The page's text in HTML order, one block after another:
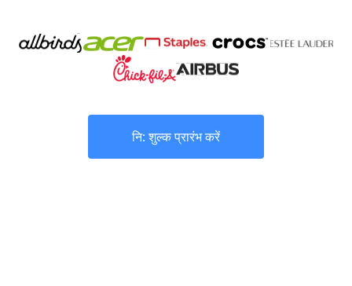
नि: शुल्क प्रारंभ करें